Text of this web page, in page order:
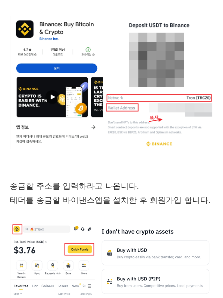
송금할 주소를 입력하라고 나옵니다.
테더를 송금할 바이낸스앱을 설치한 후 회원가입 합니다.